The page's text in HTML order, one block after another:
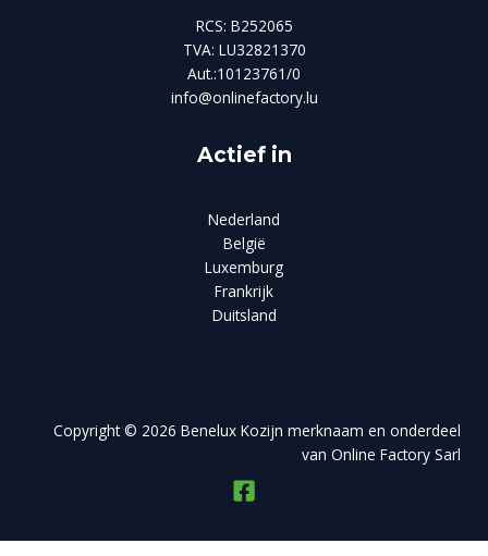
RCS: B252065
TVA: LU32821370
Aut.:10123761/0
info@onlinefactory.lu
Actief in
Nederland
België
Luxemburg
Frankrijk
Duitsland
Copyright © 2026 Benelux Kozijn merknaam en onderdeel
van Online Factory Sarl